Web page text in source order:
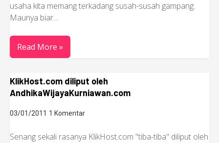
usaha kita memang terkadang susah-susah gampang.
Maunya biar…
Read More »
KlikHost.com diliput oleh
AndhikaWijayaKurniawan.com
03/01/2011 1 Komentar
Senang sekali rasanya KlikHost.com "tiba-tiba" diliput oleh